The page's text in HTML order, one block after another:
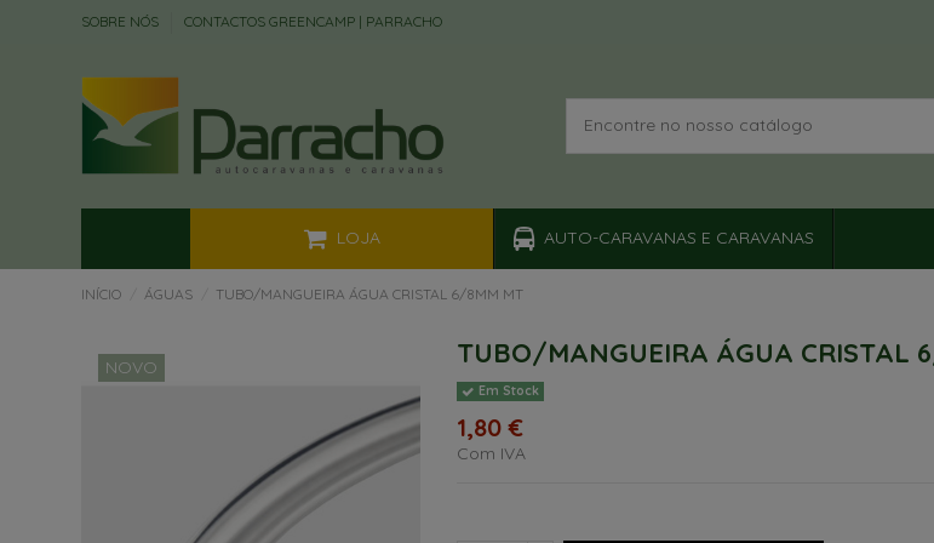
SOBRE NÓS CONTACTOS GREENCAMP | PARRACHO
LOJA AUTO-CARAVANAS E CARAVANAS
INÍCIO ÁGUAS TUBO/MANGUEIRA ÁGUA CRISTAL 6/8MM MT
NOVO TUBO/MANGUEIRA ÁGUA CRISTAL
Em Stock
1,80 €
Com IVA